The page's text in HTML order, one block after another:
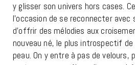
y glisser son univers hors cases.
l’occasion de se reconnecter
d’offrir des mélodies aux
nouveau né, le plus introspectif
peau. On y entre à pas de velours,